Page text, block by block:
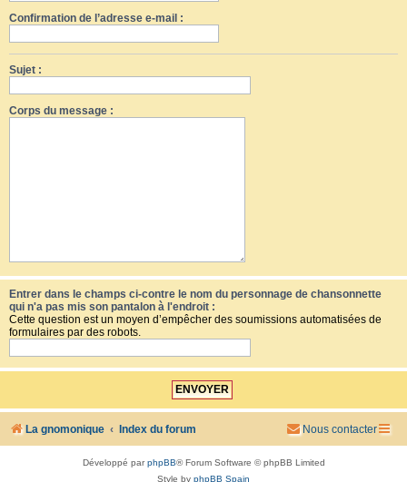
Confirmation de l’adresse e-mail :
Sujet :
Corps du message :
Entrer dans le champs ci-contre le nom du personnage de chansonnette
qui n'a pas mis son pantalon à l'endroit :
Cette question est un moyen d’empêcher des soumissions automatisées de
formulaires par des robots.
La gnomonique Index du forum Nous contacter
Développé parphpBB® Forum Software © phpBB Limited
Style by phpBB Spain